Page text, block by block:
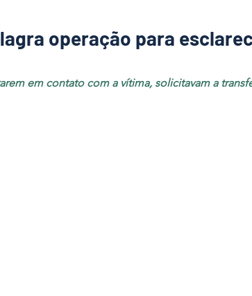
operação para
em contato com a vítima, solicitavam a